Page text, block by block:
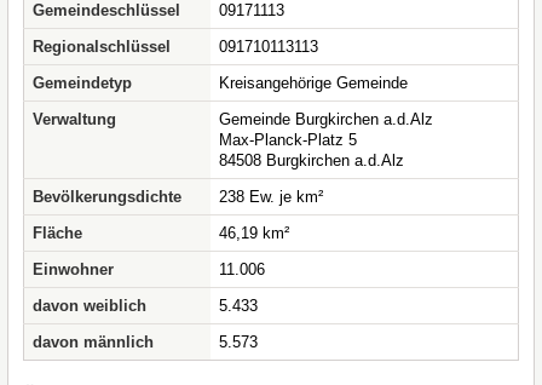
Gemeindeschlüssel
09171113
Regionalschlüssel
091710113113
Gemeindetyp
Kreisangehörige Gemeinde
Verwaltung
Gemeinde Burgkirchen a.d.Alz
Max-Planck-Platz 5
84508 Burgkirchen a.d.Alz
Bevölkerungsdichte
238 Ew. je km²
Fläche
46,19 km²
Einwohner
11.006
davon weiblich
5.433
davon männlich
5.573